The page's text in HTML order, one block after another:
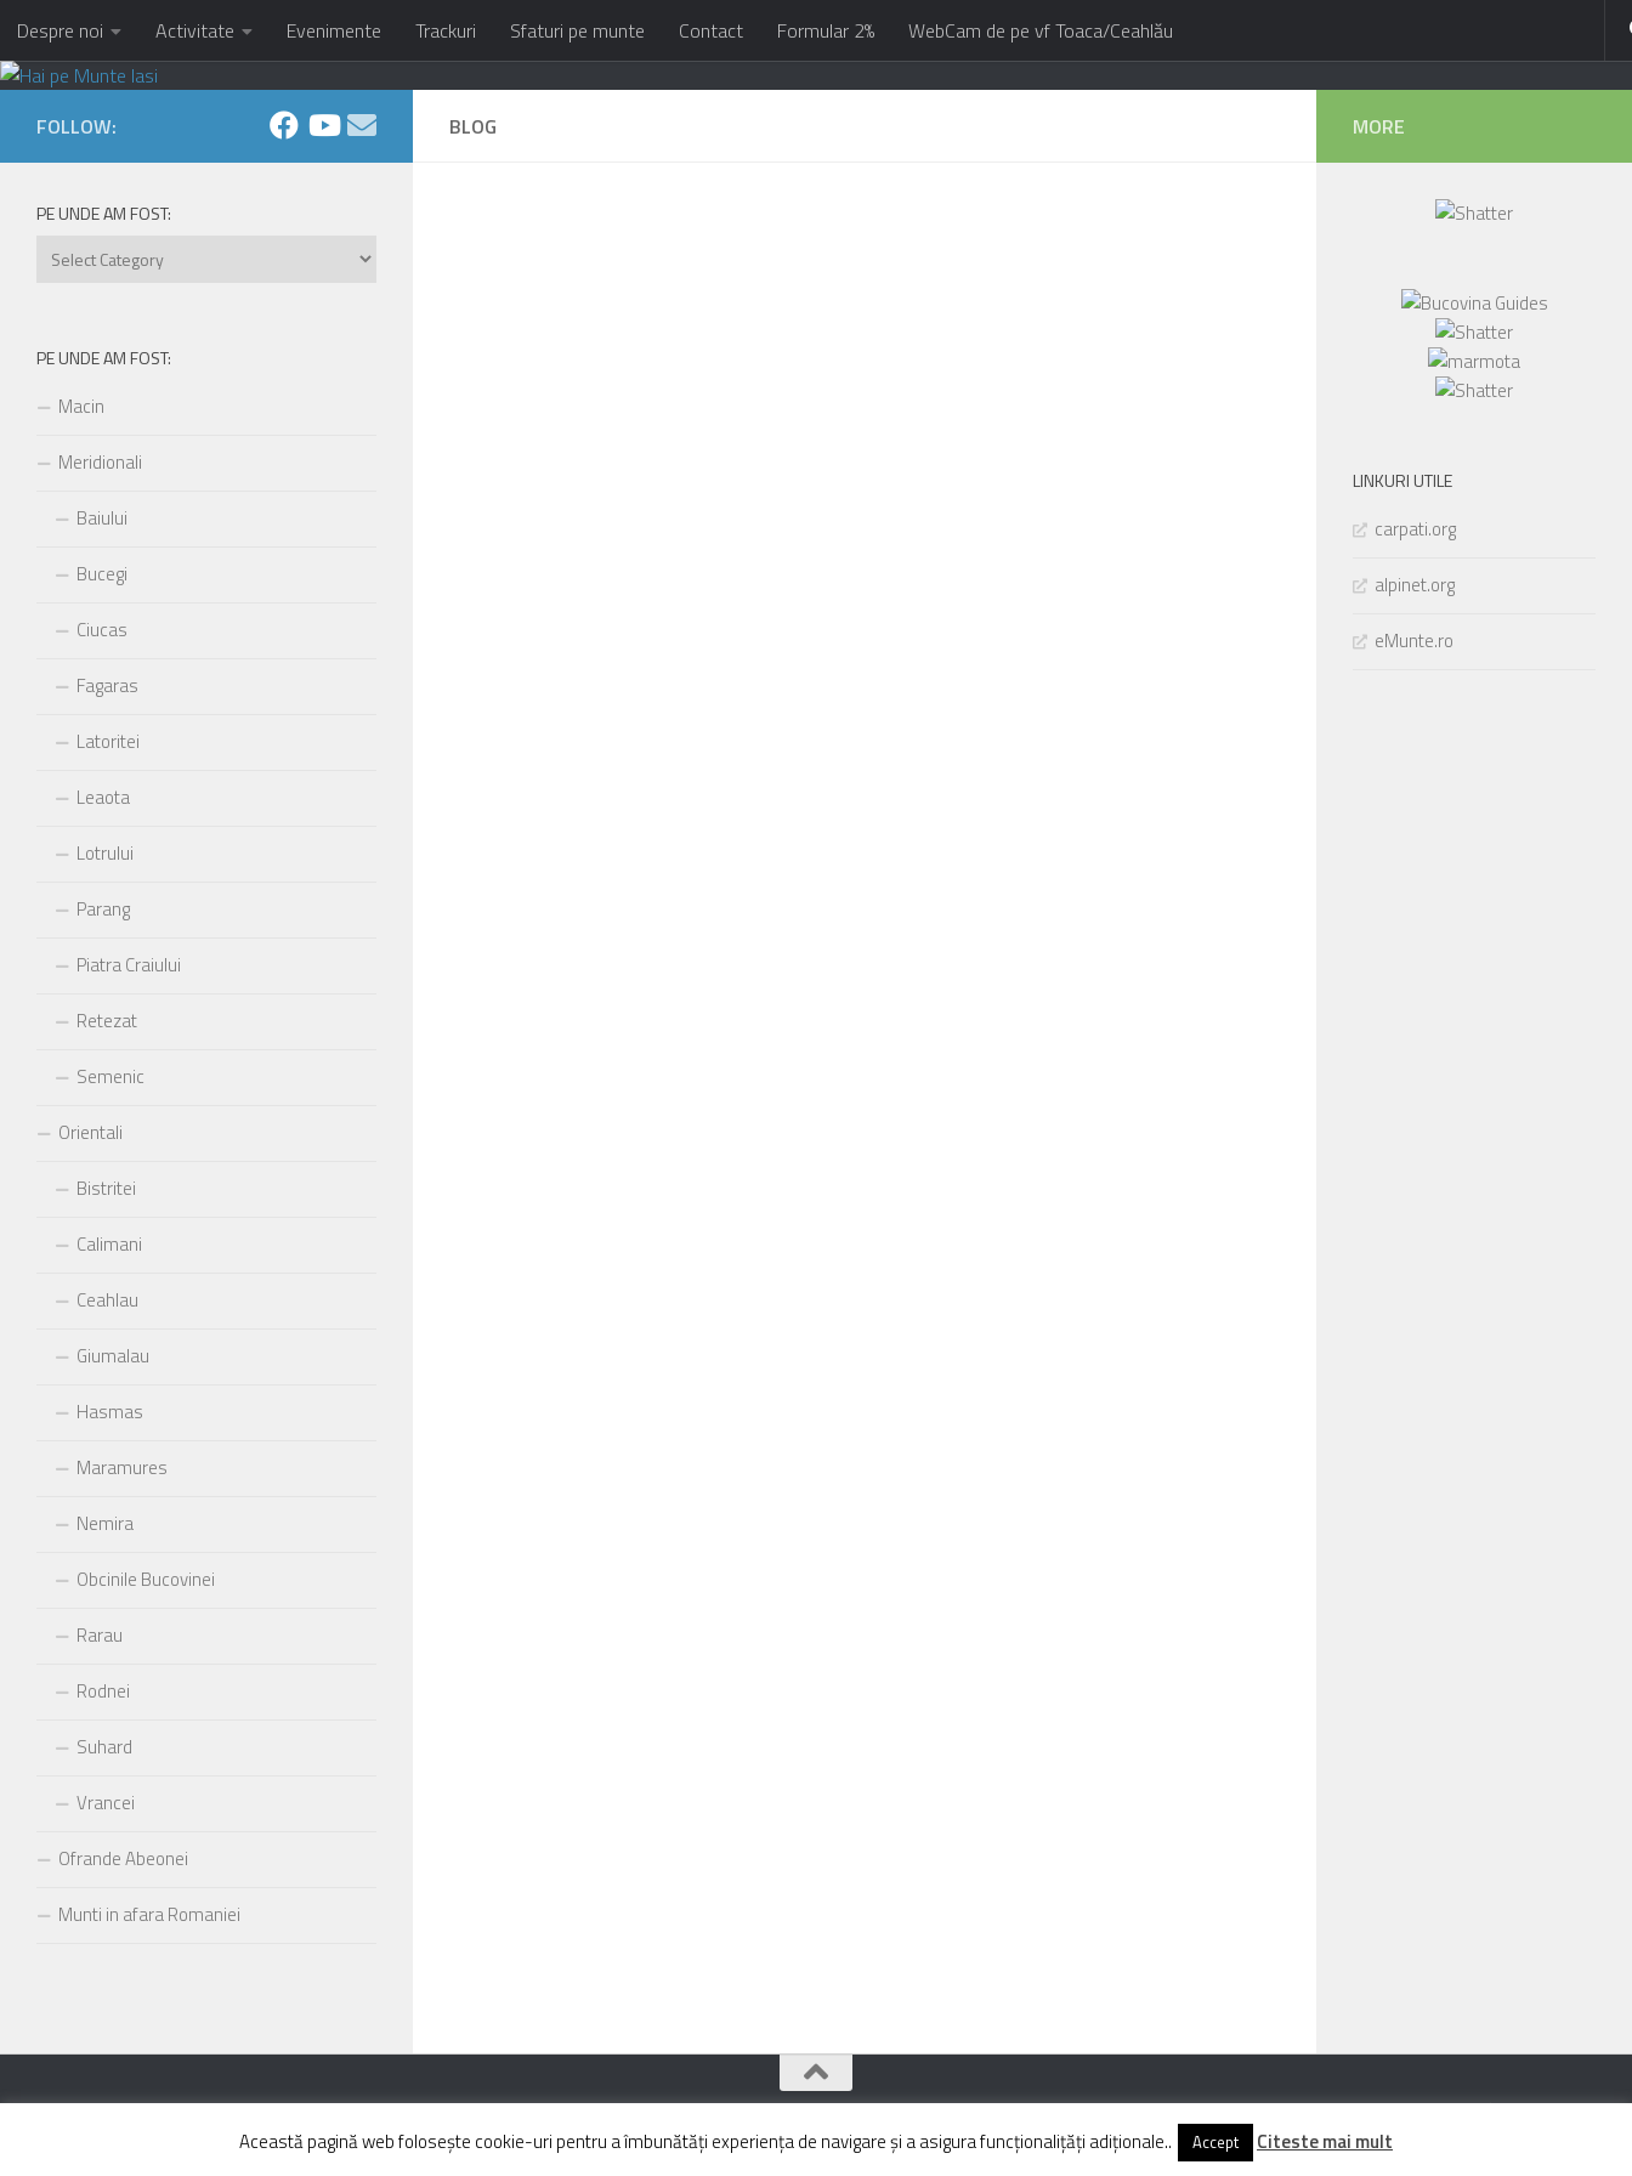
Skip to content
Despre noi Activitate Evenimente Trackuri Sfaturi pe munte Contact Formular 2% WebCam de pe vf Toaca/Ceahlău
BLOG
FOLLOW:
PE UNDE AM FOST:
Pe
PE UNDE AM FOST:
Macin
Meridionali
Baiului
Bucegi
Ciucas
Fagaras
Latoritei
Leaota
Lotrului
Parang
Piatra Craiului
Retezat
Semenic
Orientali
Bistritei
Calimani
Ceahlau
Giumalau
Hasmas
Maramures
Nemira
Obcinile Bucovinei
Rarau
Rodnei
Suhard
Vrancei
Ofrande Abeonei
Munti in afara Romaniei
MORE
LINKURI UTILE
carpati.org
alpinet.org
eMunte.ro
Această pagină web folosește cookie-uri pentru a îmbunătăți experiența de navigare și a asigura funcționalițăți adiționale.. Accept Citeste mai mult